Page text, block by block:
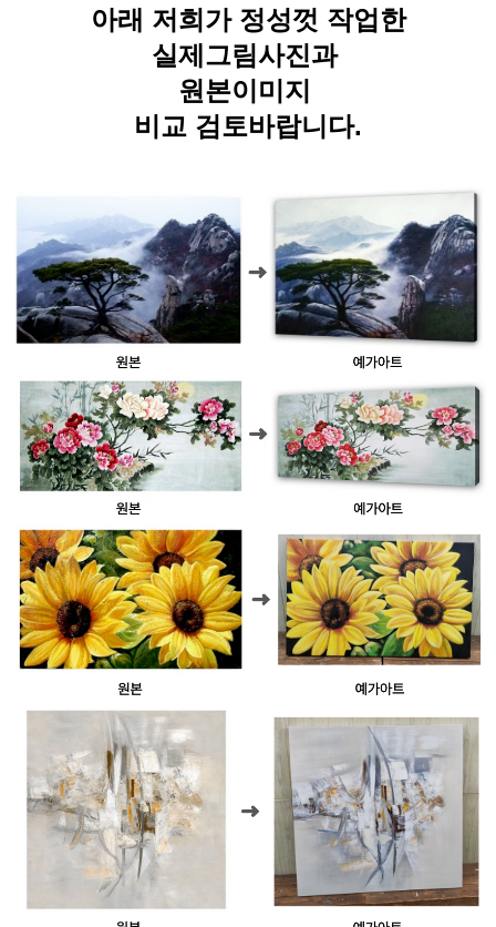
아래 저희가 정성껏 작업한
실제그림사진과
원본이미지
비교 검토바랍니다.